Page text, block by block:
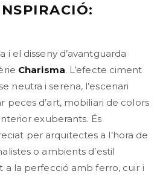
i el disseny d’avantguarda
Charisma. L’efecte ciment
neutra i serena, l’escenari
peces d’art, mobiliari de colors
exuberants. És
per arquitectes a l’hora de
o ambients d’estil
a la perfecció amb ferro, cuir i